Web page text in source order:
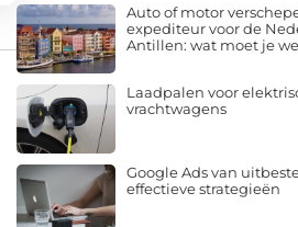
Auto of motor
expediteur voor de
Antillen: wat moet je
Laadpalen voor
vrachtwagens
Google Ads van
effectieve strategieën